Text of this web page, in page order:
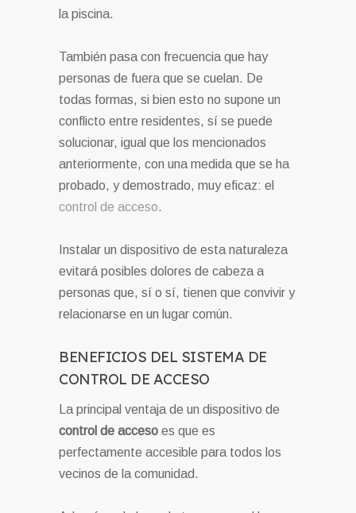
la piscina.
También pasa con frecuencia que hay
personas de fuera que se cuelan. De
todas formas, si bien esto no supone un
conflicto entre residentes, sí se puede
solucionar, igual que los mencionados
anteriormente, con una medida que se ha
probado, y demostrado, muy eficaz: el
control de acceso.
Instalar un dispositivo de esta naturaleza
evitará posibles dolores de cabeza a
personas que, sí o sí, tienen que convivir y
relacionarse en un lugar común.
BENEFICIOS DEL SISTEMA DE
CONTROL DE ACCESO
La principal ventaja de un dispositivo de
control de acceso es que es
perfectamente accesible para todos los
vecinos de la comunidad.